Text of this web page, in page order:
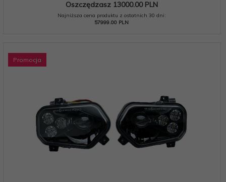
Oszczędzasz 13000.00 PLN
Najniższa cena produktu z ostatnich 30 dni:
57999.00 PLN
Promocja